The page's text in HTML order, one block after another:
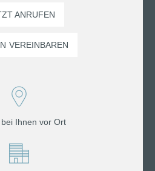
ANRUFEN
VEREINBAREN
Ihnen vor Ort